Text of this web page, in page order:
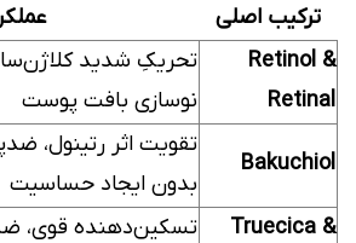
ترکیب اصلی
Retinol &
Retinal
تحریکِ شدید
نوسازی بافت پوست
Bakuchiol
تقویت اثر رتینول،
بدون ایجاد حساسیت
Truecica &
تسکین‌دهنده قوی،